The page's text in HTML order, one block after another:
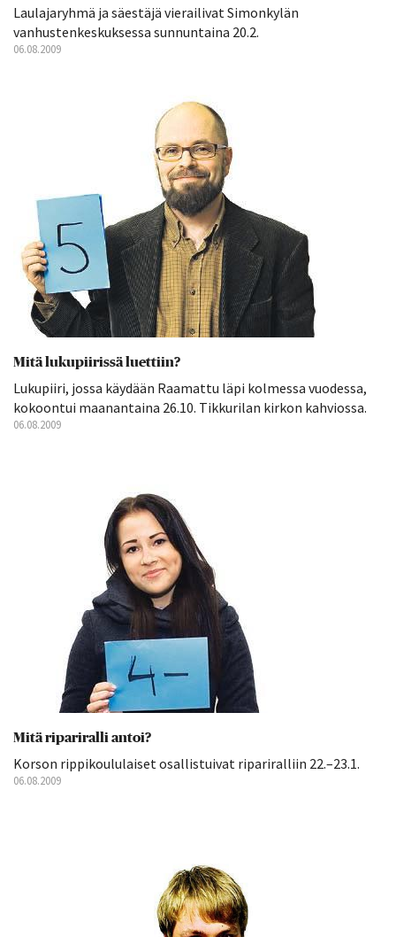
Laulajaryhmä ja säestäjä vierailivat Simonkylän
vanhustenkeskuksessa sunnuntaina 20.2.
06.08.2009
Mitä lukupiirissä luettiin?
Lukupiiri, jossa käydään Raamattu läpi kolmessa vuodessa,
kokoontui maanantaina 26.10. Tikkurilan kirkon kahviossa.
06.08.2009
Mitä ripariralli antoi?
Korson rippikoululaiset osallistuivat ripariralliin 22.–23.1.
06.08.2009